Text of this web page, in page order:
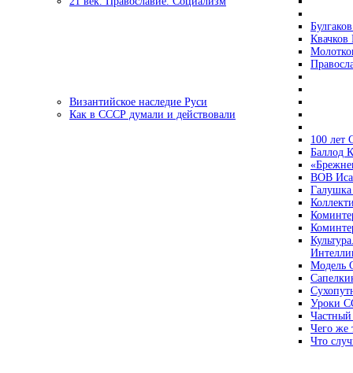
Византийское наследие Руси
Как в СССР думали и действовали
100 лет
Баллод
ВОВ
Модель
Уроки
Чего же
Что